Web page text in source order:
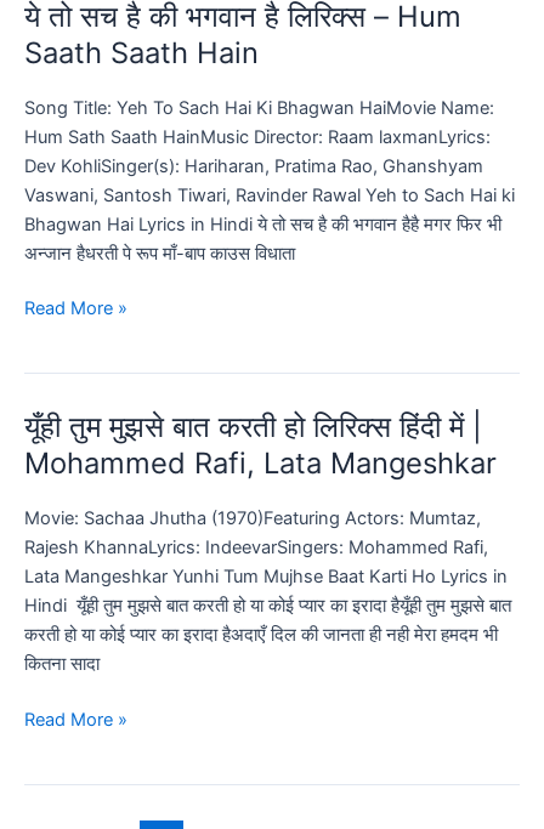
Ka
Lyrics
कितने
मासूम
थे
लिरिक्स
–
Dekhte
Dekhte
Lyrics
in
ये तो सच है की भगवान है लिरिक्स – Hum
Saath Saath Hain
Song Title: Yeh To Sach Hai Ki Bhagwan HaiMovie Name:
Hum Sath Saath HainMusic Director: Raam laxmanLyrics:
Dev KohliSinger(s): Hariharan, Pratima Rao, Ghanshyam
Vaswani, Santosh Tiwari, Ravinder Rawal Yeh to Sach Hai ki
Bhagwan Hai Lyrics in Hindi ये तो सच है की भगवान हैहै मगर फिर भी
अन्जान हैधरती पे रूप माँ-बाप काउस विधाता
ये
की
भगवान
लिरिक्स
–
Hum
Saath
Saath
Hain
Read More »
यूँही तुम मुझसे बात करती हो लिरिक्स हिंदी में |
Mohammed Rafi, Lata Mangeshkar
Movie: Sachaa Jhutha (1970)Featuring Actors: Mumtaz,
Rajesh KhannaLyrics: IndeevarSingers: Mohammed Rafi,
Lata Mangeshkar Yunhi Tum Mujhse Baat Karti Ho Lyrics in
Hindi यूँही तुम मुझसे बात करती हो या कोई प्यार का इरादा हैयूँही तुम मुझसे बात
करती हो या कोई प्यार का इरादा हैअदाएँ दिल की जानता ही नही मेरा हमदम भी
कितना सादा
यूँही
Read More »